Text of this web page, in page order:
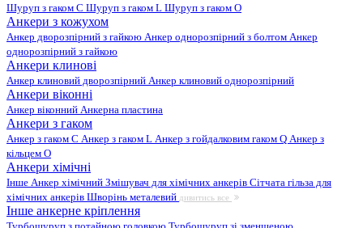
Шуруп з гаком C Шуруп з гаком L Шуруп з гаком O
Анкери з кожухом
Анкер дворозпірний з гайкою Анкер однорозпірний з болтом Анкер
однорозпірний з гайкою
Анкери клинові
Анкер клиновий дворозпірний Анкер клиновий однорозпірний
Анкери віконні
Анкер віконний Анкерна пластина
Анкери з гаком
Анкер з гаком C Анкер з гаком L Анкер з гойдалковим гаком Q Анкер з
кільцем O
Анкери хімічні
Інше Анкер хімічний Змішувач для хімічних анкерів Сітчата гільза для
хімічних анкерів Шворінь металевий дивитись все
Інше анкерне кріплення